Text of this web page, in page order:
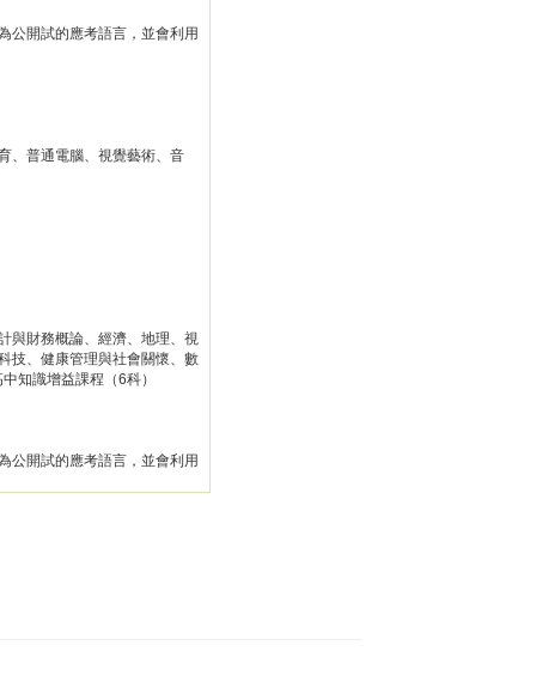
公開試的應考語言，並會利用
、普通電腦、視覺藝術、音
與財務概論、經濟、地理、視
技、健康管理與社會關懷、數
知識增益課程（6科）
公開試的應考語言，並會利用